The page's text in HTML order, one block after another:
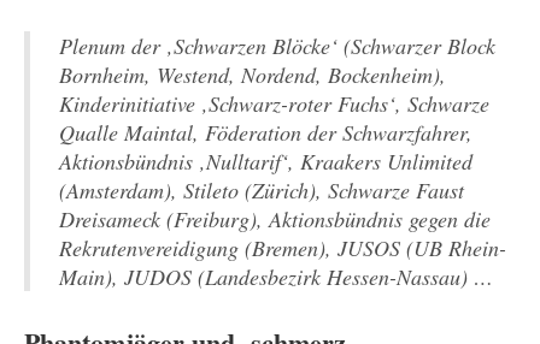
Plenum der‚Schwarzen Blöcke‘ (Schwarzer Block
Bornheim, Westend, Nordend, Bockenheim),
Kinderinitiative ‚Schwarz-roter Fuchs‘, Schwarze
Qualle Maintal, Föderation der Schwarzfahrer,
Aktionsbündnis ‚Nulltarif‘, Kraakers Unlimited
(Amsterdam), Stileto (Zürich), Schwarze Faust
Dreisameck (Freiburg), Aktionsbündnis gegen die
Rekrutenvereidigung (Bremen), JUSOS (UB Rhein-
Main), JUDOS (Landesbezirk Hessen-Nassau) …